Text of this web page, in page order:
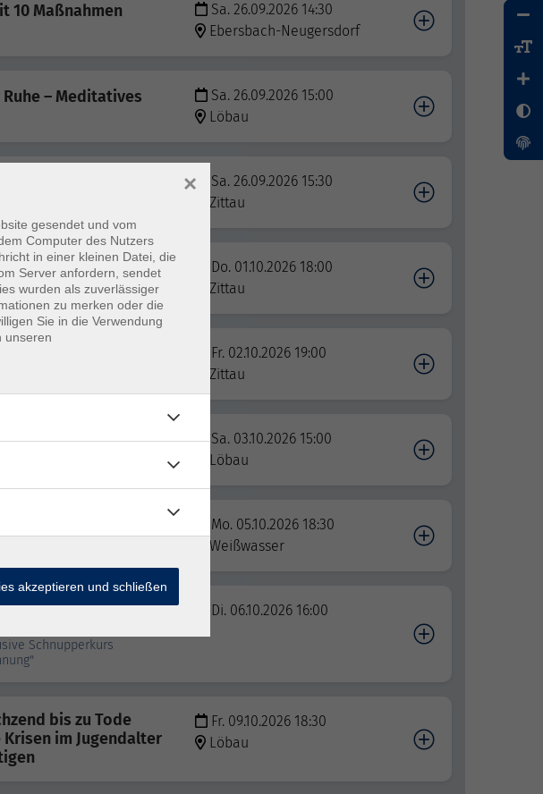
10 Maßnahmen
Sa. 26.09.2026 14:30
Ebersbach-Neugersdorf
– Meditatives
Sa. 26.09.2026 15:00
Löbau
Sa. 26.09.2026 15:30
Zittau
mehr Energie und
Do. 01.10.2026 18:00
Zittau
- Somatische
Fr. 02.10.2026 19:00
Zittau
Inneren – Intuitives
Sa. 03.10.2026 15:00
Löbau
Mo. 05.10.2026 18:30
Weißwasser
Herbst - Zeit
Schnupperkurs
Di. 06.10.2026 16:00
bis zu Tode
im Jugendalter
Fr. 09.10.2026 18:30
Löbau
gesendet und vom
Computer des Nutzers
in einer kleinen Datei, die
Server anfordern, sendet
wurden als zuverlässiger
zu merken oder die
Sie in die Verwendung
unseren
×
akzeptieren und schließen